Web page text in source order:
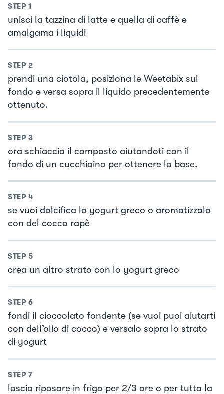
STEP 1
unisci la tazzina di latte e quella di caffè e
amalgama i liquidi
STEP 2
prendi una ciotola, posiziona le Weetabix sul
fondo e versa sopra il liquido precedentemente
ottenuto.
STEP 3
ora schiaccia il composto aiutandoti con il
fondo di un cucchiaino per ottenere la base.
STEP 4
se vuoi dolcifica lo yogurt greco o aromatizzalo
con del cocco rapè
STEP 5
crea un altro strato con lo yogurt greco
STEP 6
fondi il cioccolato fondente (se vuoi puoi aiutarti
con dell’olio di cocco) e versalo sopra lo strato
di yogurt
STEP 7
lascia riposare in frigo per 2/3 ore o per tutta la